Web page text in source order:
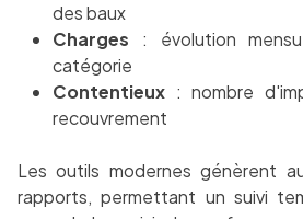
des baux
Charges : évolution
catégorie
Contentieux : nombre
recouvrement
Les outils modernes génèrent
rapports, permettant un suivi